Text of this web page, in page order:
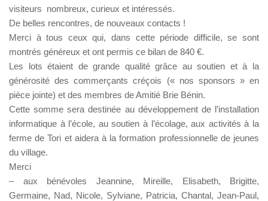
visiteurs nombreux, curieux et intéressés.
De belles rencontres, de nouveaux contacts !
Merci à tous ceux qui, dans cette période difficile, se sont
montrés généreux et ont permis ce bilan de 840 €.
Les lots étaient de grande qualité grâce au soutien et à la
générosité des commerçants créçois (« nos sponsors » en
pièce jointe) et des membres de Amitié Brie Bénin.
Cette somme sera destinée au développement de l’installation
informatique à l’école, au soutien à l’écolage, aux activités à la
ferme de Tori et aidera à la formation professionnelle de jeunes
du village.
Merci
– aux bénévoles Jeannine, Mireille, Elisabeth, Brigitte,
Germaine, Nad, Nicole, Sylviane, Patricia, Chantal, Jean-Paul,